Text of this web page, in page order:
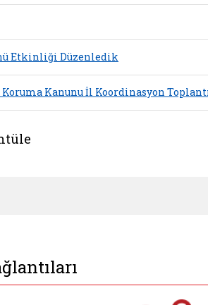
Etkinliği Düzenledik
Koruma Kanunu İl Koordinasyon